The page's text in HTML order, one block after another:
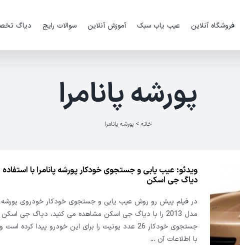
فروشگاه آنلاین عیب یاب سبک آموزش آنلاین سوالات رایج دیاگ
پورشه پانامرا
خانه >پورشه پانامرا
ویدئو: عیب یابی و جستجوی خودکار پورشه پانامرا با استفاده
دیاگ جی اسکن
در فیلم پیش رو روش عیب یابی و جستجوی خودکار خودروی پورشه
مدل 2013 را با دیاگ جی اسکن مشاهده می کنید، دیاگ جی
جستجوی خودکار 26 عدد یونیت را برای این خودرو پیدا کرده
با اطلاعات آن ...